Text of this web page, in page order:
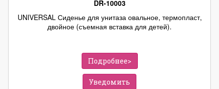
DR-10003
UNIVERSAL Сиденье для унитаза овальное, термопласт,
двойное (съемная вставка для детей).
Подробнее>
Уведомить